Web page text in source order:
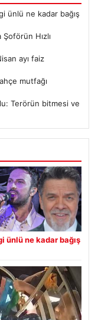
ünlü ne kadar bağış
Hızlı
ayı faiz
mutfağı
Terörün bitmesi ve
ünlü ne kadar bağış